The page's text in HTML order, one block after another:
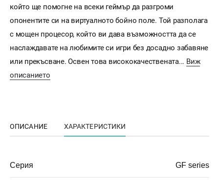
който ще помогне на всеки геймър да разгроми
опонентите си на виртуалното бойно поле. Той разполага
с мощен процесор, който ви дава възможността да се
наслаждавате на любимите си игри без досадно забавяне
или прекъсване. Освен това висококачествената... Виж
описанието
ОПИСАНИЕ ХАРАКТЕРИСТИКИ
Серия GF series